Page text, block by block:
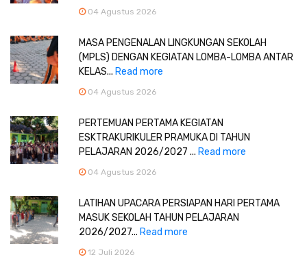
04 Agustus 2026
MASA PENGENALAN LINGKUNGAN SEKOLAH
(MPLS) DENGAN KEGIATAN LOMBA-LOMBA ANTAR
KELAS... Read more
04 Agustus 2026
PERTEMUAN PERTAMA KEGIATAN
ESKTRAKURIKULER PRAMUKA DI TAHUN
PELAJARAN 2026/2027 ... Read more
04 Agustus 2026
LATIHAN UPACARA PERSIAPAN HARI PERTAMA
MASUK SEKOLAH TAHUN PELAJARAN
2026/2027... Read more
12 Juli 2026